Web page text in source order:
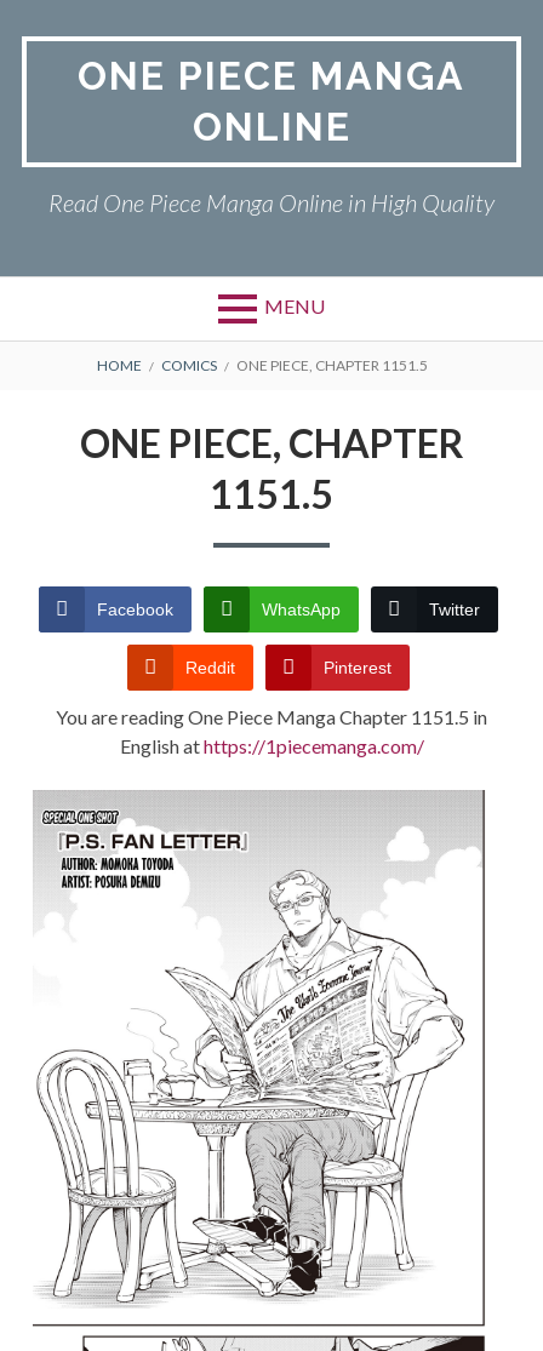
ONE PIECE MANGA
ONLINE
Read One Piece Manga Online in High Quality
MENU
Primary
ONE PIECE
BREADCRUMBS
HOME COMICS ONE PIECE, CHAPTER 1151.5
ONE PIECE, CHAPTER
1151.5
Facebook WhatsApp Twitter
Reddit Pinterest
You are reading One Piece Manga Chapter 1151.5 in
English athttps://1piecemanga.com/